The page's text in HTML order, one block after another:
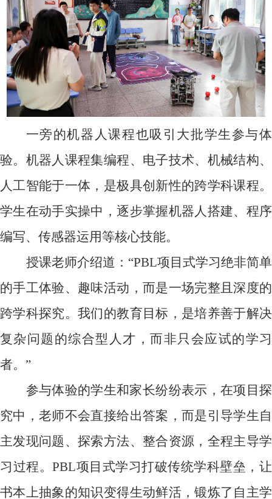
一旁的机器人课程也吸引大批学生参与体
验。机器人课程集编程、电子技术、机械结构、
人工智能于一体，是极具创新性的跨学科课程。
学生在动手实操中，逐步掌握机器人搭建、程序
编写、传感器运用等核心技能。
授课老师介绍道：“PBL项目式学习绝非简单
的手工体验、趣味活动，而是一场完整且深度的
跨学科探究。我们的教育目标，是培养善于解决
复杂问题的综合型人才，而非只会应试的学习
者。”
参与体验的学生和家长纷纷表示，在项目探
究中，老师不会直接给出答案，而是引导学生自
主发现问题、探索方法、整合资源，全程主导学
习过程。PBL项目式学习打破传统学科壁垒，让
书本上抽象的知识变得生动鲜活，锻炼了自主学